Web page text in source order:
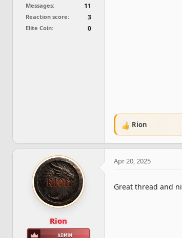
Messages 11
Reaction score 3
Elite Coin 0
R
e
a
t
o
Rion
Rion
Apr 20, 2025
Great thread and